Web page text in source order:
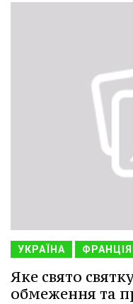
УКРАЇНА ФРАНЦІЯ
Яке свято
обмеження та